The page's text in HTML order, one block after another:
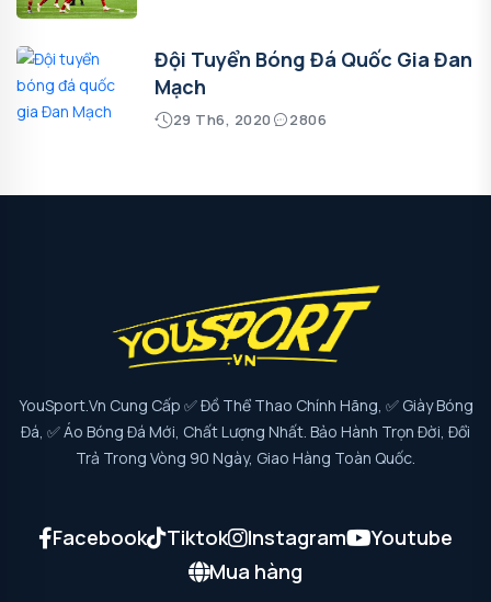
Đội Tuyển Bóng Đá Quốc Gia Đan
Mạch
29 Th6, 2020 2806
YouSport.vn Cung Cấp ✅ Đồ Thể Thao Chính Hãng, ✅ Giày Bóng
Đá, ✅ Áo Bóng Đá Mới, Chất Lượng Nhất. Bảo Hành Trọn Đời, Đổi
Trả Trong Vòng 90 Ngày, Giao Hàng Toàn Quốc.
Facebook Tiktok Instagram
Youtube
Mua hàng